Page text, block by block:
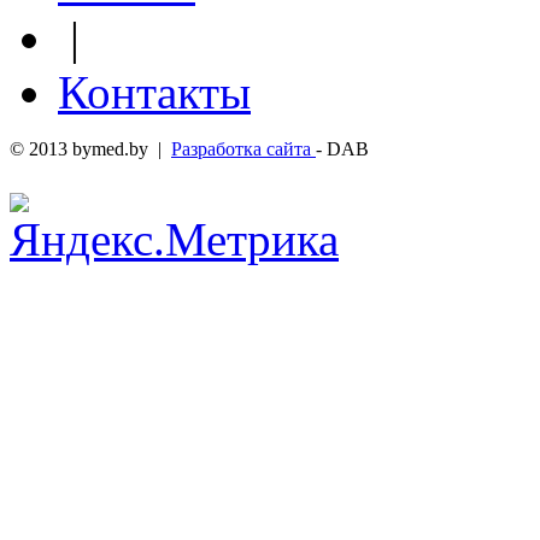
|
Контакты
© 2013 bymed.by | Разработка сайта - DAB